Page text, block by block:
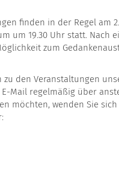
finden in der Regel am
um 19.30 Uhr statt. Nach
zum
zu den Veranstaltungen
Mail regelmäßig über
möchten, wenden Sie sich